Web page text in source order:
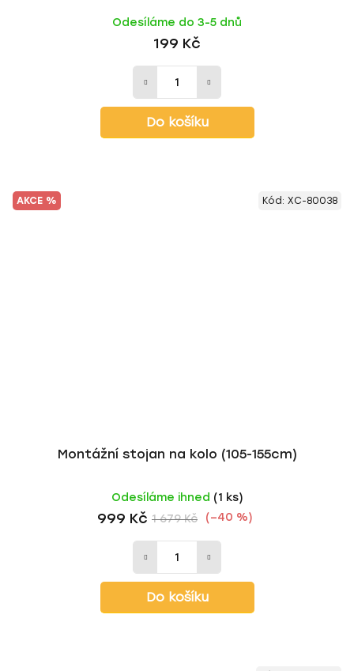
Odesíláme do 3-5 dnů
199 Kč
Do košíku
AKCE %
Montážní stojan na kolo (105-155cm)
Odesíláme ihned (1 ks)
999 Kč 1 679 Kč (–40 %)
Do košíku
Kód: XC-80038